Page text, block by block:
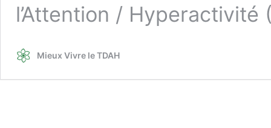
l’Attention / Hyperactivité
Mieux Vivre le TDAH